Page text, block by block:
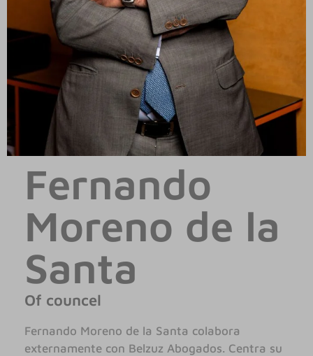
Fernando
Moreno de la
Santa
Of councel
Fernando Moreno de la Santa colabora
externamente con Belzuz Abogados. Centra su